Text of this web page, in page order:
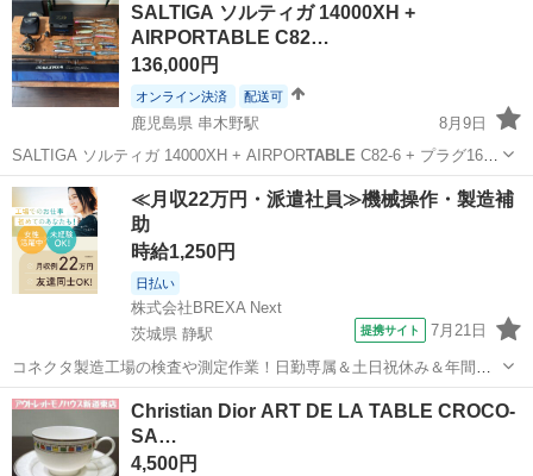
SALTIGA ソルティガ 14000XH +
AIRPORTABLE C82…
136,000円
オンライン決済 配送可
鹿児島県 串木野駅
8月9日
SALTIGA ソルティガ 14000XH + AIRPORTABLE C82-6 + プラグ16本
セット ご覧いただきありがとうございます。 ソルティガの人気タック
ルセットになります。 ショア・オフショアのヒラマサ、G...
鹿児島 いちき串木野市 串木野駅 その他
≪月収22万円・派遣社員≫機械操作・製造補
助
時給1,250円
日払い
株式会社BREXA Next
茨城県 静駅
提携サイト 7月21日
コネクタ製造工場の検査や測定作業！日勤専属＆土日祝休み＆年間休
日128日★クリーンルーム内作業★マイカー通勤OK＆無料駐車場あり
★就業先食堂利用可！日払い制度あり！《茨城県常陸大宮市》 人気の
工場のお仕事 ◇コネクタ製造工...
茨城 常陸大宮市
Christian Dior ART DE LA TABLE CROCO-
SA…
4,500円